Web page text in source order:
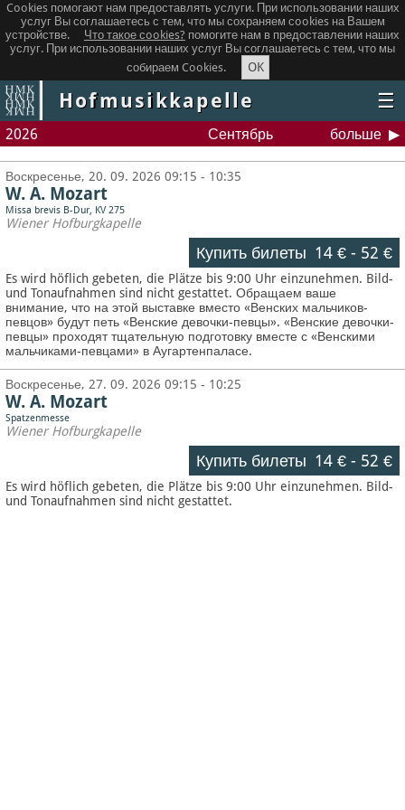
Cookies помогают нам предоставлять услуги. При использовании наших
услуг Вы соглашаетесь с тем, что мы сохраняем сookies на Вашем
устройстве.
Что такое сookies? помогите нам в предоставлении наших
услуг. При использовании наших услуг Вы соглашаетесь с тем, что мы
собираем Cookies.
OK
Hofmusikkapelle ☰
2026 Сентябрь больше
Воскресенье, 20. 09. 2026 09:15 - 10:35
W. A. Mozart
Missa brevis B-Dur, KV 275
Wiener Hofburgkapelle
Купить билеты 14 €- 52 €
Es wird höflich gebeten, die Plätze bis 9:00 Uhr einzunehmen. Bild-
und Tonaufnahmen sind nicht gestattet.Обращаем ваше
внимание, что на этой выставке вместо «Венских мальчиков-
певцов» будут петь «Венские девочки-певцы». «Венские девочки-
певцы» проходят тщательную подготовку вместе с «Венскими
мальчиками-певцами» в Аугартенпаласе.
Воскресенье, 27. 09. 2026 09:15 - 10:25
W. A. Mozart
Spatzenmesse
Wiener Hofburgkapelle
Купить билеты 14 €- 52 €
Es wird höflich gebeten, die Plätze bis 9:00 Uhr einzunehmen. Bild-
und Tonaufnahmen sind nicht gestattet.